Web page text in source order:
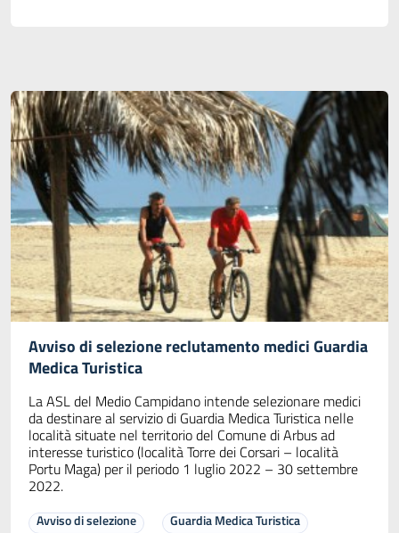
Avviso di selezione reclutamento medici Guardia
Medica Turistica
La ASL del Medio Campidano intende selezionare medici
da destinare al servizio di Guardia Medica Turistica nelle
località situate nel territorio del Comune di Arbus ad
interesse turistico (località Torre dei Corsari – località
Portu Maga) per il periodo 1 luglio 2022 – 30 settembre
2022.
Avviso di selezione Guardia Medica Turistica